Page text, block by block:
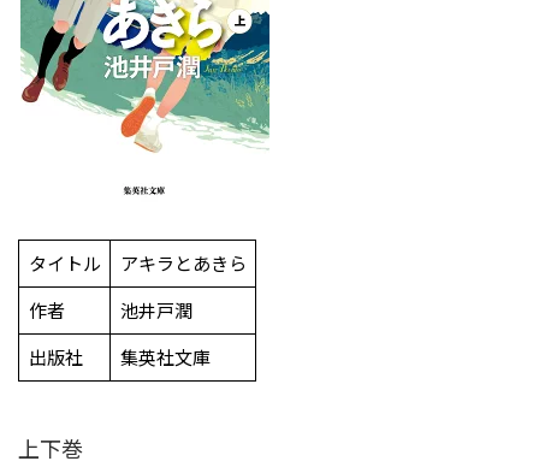
タイトル
アキラとあきら
作者
池井戸潤
出版社
集英社文庫
上下巻